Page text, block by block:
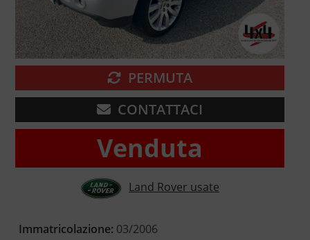
PERMUTA
CONTATTACI
Venduta
Land Rover usate
Immatricolazione: 03/2006